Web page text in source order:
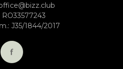
RO33577243
J35/1844/2017